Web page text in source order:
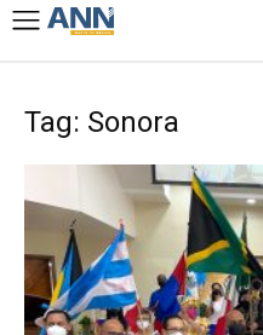
Tag: Sonora